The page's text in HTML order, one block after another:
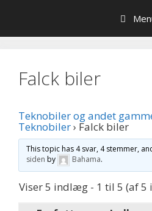
indhold
Falck biler
Teknobiler og andet
Teknobiler› Falck biler
This topic has 4 svar, 4 stemmer,
siden by Bahama.
Viser 5 indlæg - 1 til 5 (af 5